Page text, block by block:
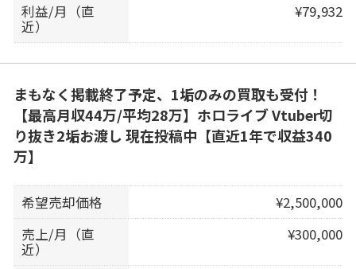
利益/月（直
近）
¥79,932
まもなく掲載終了予定、1垢のみの買取も受付！
【最高月収44万/平均28万】ホロライブ Vtuber切
り抜き2垢お渡し 現在投稿中【直近1年で収益340
万】
希望売却価格
¥2,500,000
売上/月（直
近）
¥300,000